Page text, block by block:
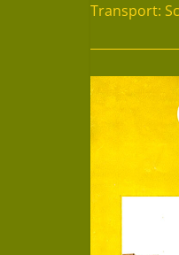
Transport: